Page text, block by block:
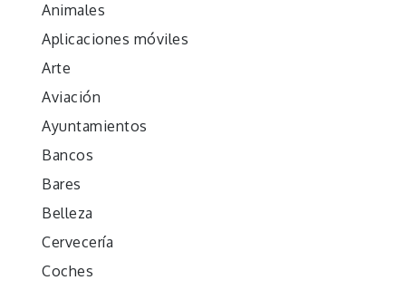
Animales
Aplicaciones móviles
Arte
Aviación
Ayuntamientos
Bancos
Bares
Belleza
Cervecería
Coches